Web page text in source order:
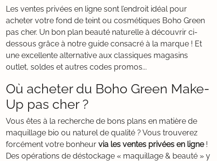
Les ventes privées en ligne sont l’endroit idéal pour
acheter votre fond de teint ou cosmétiques Boho Green
pas cher. Un bon plan beauté naturelle à découvrir ci-
dessous grâce à notre guide consacré à la marque ! Et
une excellente alternative aux classiques magasins
outlet, soldes et autres codes promos...
Où acheter du Boho Green Make-
Up pas cher ?
Vous êtes à la recherche de bons plans en matière de
maquillage bio ou naturel de qualité ? Vous trouverez
forcément votre bonheur via les ventes privées en ligne!
Des opérations de déstockage « maquillage & beauté » y